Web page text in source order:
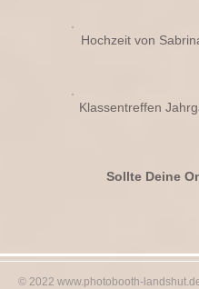
Hochzeit von
Klassentreffen
Sollte Deine
© 2022 www.photobooth-